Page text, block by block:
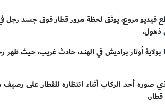
فيديو مروع، يوثق لحظة مرور قطار فوق جسد رجل في
ذهول.
أوتار براديش في الهند، حادث غريب، حيث ظهر
أحد الركاب أثناء انتظاره للقطار على رصيف